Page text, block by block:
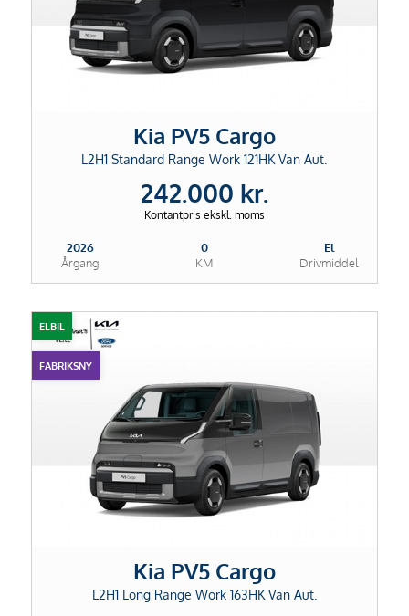
Kia PV5 Cargo
L2H1 Standard Range Work 121HK Van Aut.
242.000 kr.
Kontantpris ekskl. moms
2026
Årgang
0
KM
El
Drivmiddel
ELBIL
FABRIKSNY
Kia PV5 Cargo
L2H1 Long Range Work 163HK Van Aut.